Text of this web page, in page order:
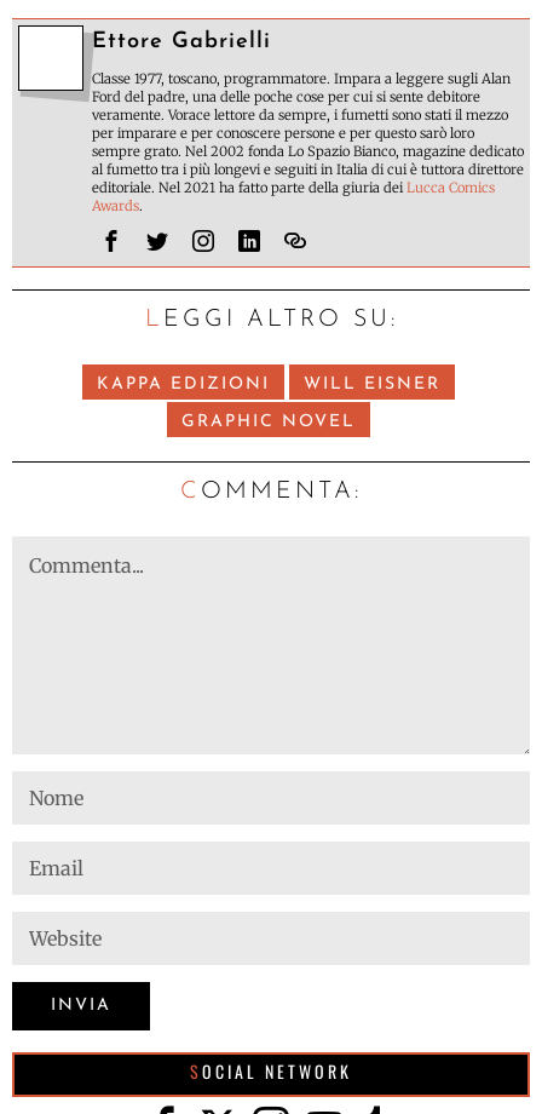
Ettore Gabrielli
Classe 1977, toscano, programmatore. Impara a leggere sugli Alan
Ford del padre, una delle poche cose per cui si sente debitore
veramente. Vorace lettore da sempre, i fumetti sono stati il mezzo
per imparare e per conoscere persone e per questo sarò loro
sempre grato. Nel 2002 fonda Lo Spazio Bianco, magazine dedicato
al fumetto tra i più longevi e seguiti in Italia di cui è tuttora direttore
editoriale. Nel 2021 ha fatto parte della giuria deiLucca Comics
Awards.
LEGGI ALTRO SU:
KAPPA EDIZIONI WILL EISNER
GRAPHIC NOVEL
C OMMENTA:
SOCIAL NETWORK